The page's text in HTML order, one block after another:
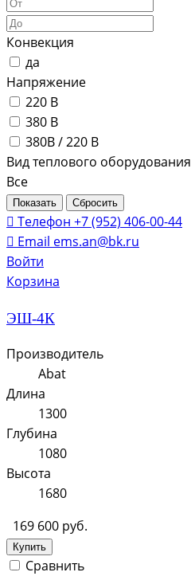
Конвекция
да
Напряжение
220 В
380 В
380В / 220 В
Вид теплового оборудования
Все
Телефон +7 (952) 406-00-44
Email ems.an@bk.ru
Войти
Корзина
ЭШ-4К
Производитель
Abat
Длина
1300
Глубина
1080
Высота
1680
169 600 руб.
Купить
Сравнить